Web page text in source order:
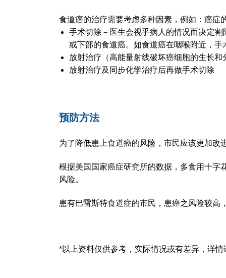
食道癌的治疗需要考虑多种因素，例如：癌症
手术切除－医生会视乎病人的情况而决定
或下部的食道癌。如食道癌在咽喉附近，
放射治疗（高能量射线破坏癌细胞的生长
放射治疗及同步化学治疗后再做手术切除
预防方法
为了降低患上食道癌的风险，市民应该更加改
根据美国国家癌症研究所的数据，多食用十字
风险。
患有巴雷斯特食道症的市民，患癌之风险较高
*以上资料仅供参考，实际情况或有差异，详